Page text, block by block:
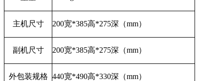
主机尺寸 200宽*385高*275深（mm）
副机尺寸 200宽*385高*275深（mm）
外包装规格 440宽*490高*330深（mm）